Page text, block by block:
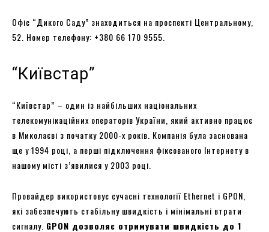
Офіс “Дикого Саду” знаходиться на проспекті Центральному,
52. Номер телефону: +380 66 170 9555.
“Київстар”
“Київстар” – один із найбільших національних
телекомунікаційних операторів України, який активно працює
в Миколаєві з початку 2000-х років. Компанія була заснована
ще у 1994 році, а перші підключення фіксованого Інтернету в
нашому місті з’явилися у 2003 році.
Провайдер використовує сучасні технології Ethernet і GPON,
які забезпечують стабільну швидкість і мінімальні втрати
сигналу. GPON дозволяє отримувати швидкість до 1